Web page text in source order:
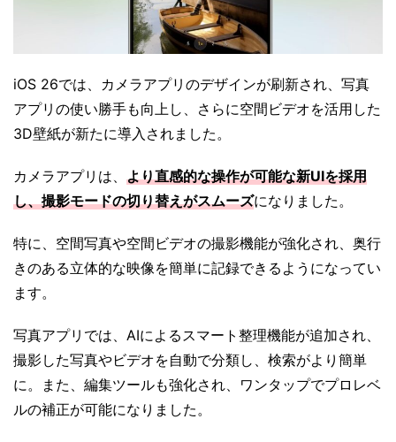
iOS 26では、カメラアプリのデザインが刷新され、写真
アプリの使い勝手も向上し、さらに空間ビデオを活用した
3D壁紙が新たに導入されました。
カメラアプリは、 より直感的な操作が可能な新UIを採用
し、撮影モードの切り替えがスムーズになりました。
特に、空間写真や空間ビデオの撮影機能が強化され、奥行
きのある立体的な映像を簡単に記録できるようになってい
ます。
写真アプリでは、AIによるスマート整理機能が追加され、
撮影した写真やビデオを自動で分類し、検索がより簡単
に。また、編集ツールも強化され、ワンタップでプロレベ
ルの補正が可能になりました。